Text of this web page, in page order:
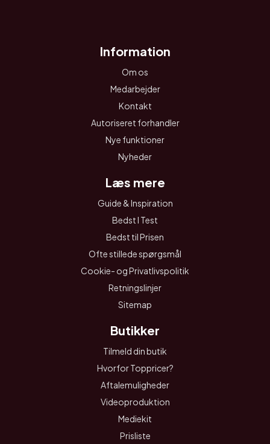
Information
Om os
Medarbejder
Kontakt
Autoriseret forhandler
Nye funktioner
Nyheder
Læs mere
Guide & Inspiration
Bedst I Test
Bedst til Prisen
Ofte stillede spørgsmål
Cookie- og Privatlivspolitik
Retningslinjer
Sitemap
Butikker
Tilmeld din butik
Hvorfor Toppricer?
Aftalemuligheder
Videoproduktion
Mediekit
Prisliste